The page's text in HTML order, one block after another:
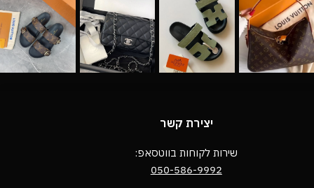
יצירת קשר
שירות לקוחות בווטסאפ:
050-586-9992